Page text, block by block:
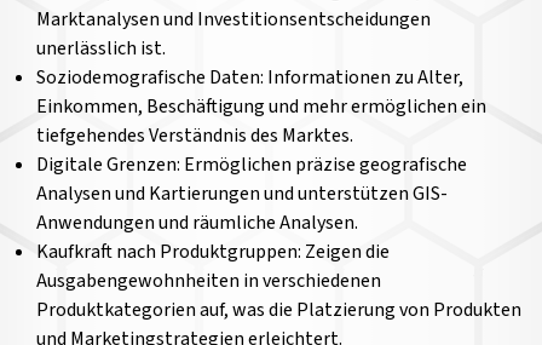
Marktanalysen und Investitionsentscheidungen
unerlässlich ist.
Soziodemografische Daten: Informationen zu Alter,
Einkommen, Beschäftigung und mehr ermöglichen ein
tiefgehendes Verständnis des Marktes.
Digitale Grenzen: Ermöglichen präzise geografische
Analysen und Kartierungen und unterstützen GIS-
Anwendungen und räumliche Analysen.
Kaufkraft nach Produktgruppen: Zeigen die
Ausgabengewohnheiten in verschiedenen
Produktkategorien auf, was die Platzierung von Produkten
und Marketingstrategien erleichtert.